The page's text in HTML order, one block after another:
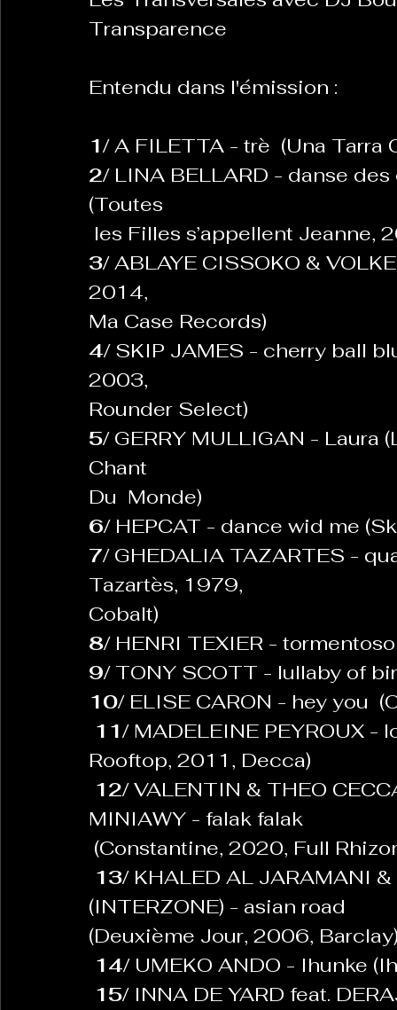
Transparence
Entendu dans l'émission :
1/ A FILETTA - trè  (Una
2/ LINA BELLARD - danse
(Toutes
les Filles s’appellent Jeanne,
3/ ABLAYE CISSOKO &
2014,
Ma Case Records)
4/ SKIP JAMES - cherry ball
2003,
Rounder Select)
5/ GERRY MULLIGAN - Laura
Chant
Du  Monde)
6/ HEPCAT - dance wid me
7/ GHEDALIA TAZARTES -
Tazartès, 1979,
Cobalt)
8/ HENRI TEXIER -
9/ TONY SCOTT - lullaby of
10/ ELISE CARON - hey you
11/ MADELEINE PEYROUX -
Rooftop, 2011, Decca)
12/ VALENTIN & THEO
MINIAWY - falak falak
(Constantine, 2020, Full
13/ KHALED AL JARAMANI
(INTERZONE) - asian road
(Deuxième Jour, 2006,
14/ UMEKO ANDO - Ihunke
15/ INNA DE YARD feat.